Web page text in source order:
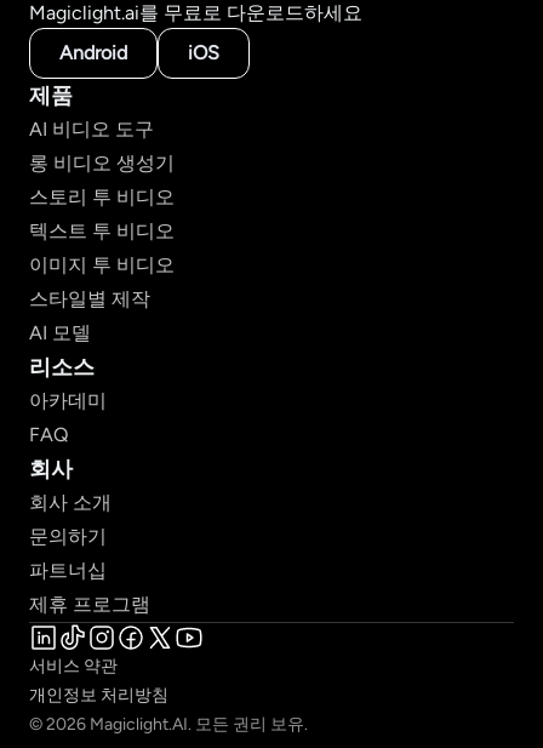
Magiclight.ai를 무료로 다운로드하세요
Android
iOS
제품
AI 비디오 도구
롱 비디오 생성기
스토리 투 비디오
텍스트 투 비디오
이미지 투 비디오
스타일별 제작
AI 모델
리소스
아카데미
FAQ
회사
회사 소개
문의하기
파트너십
제휴 프로그램
서비스 약관
개인정보 처리방침
© 2026 Magiclight.AI. 모든 권리 보유.